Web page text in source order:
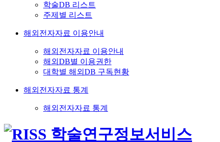
학술DB 리스트
주제별 리스트
해외전자자료 이용안내
해외전자자료 이용안내
해외DB별 이용권한
대학별 해외DB 구독현황
해외전자자료 통계
해외전자자료 통계